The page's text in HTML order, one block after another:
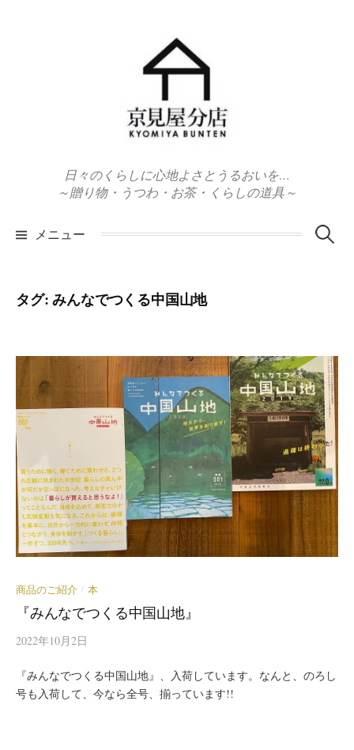
日々のくらしに心地よさとうるおいを…
～贈り物・うつわ・お茶・くらしの道具～
メニュー 検
タグ:みんなでつくる中国山地
商品のご紹介 / 本
『みんなでつくる中国山地』
2022年10月2日
『みんなでつくる中国山地』、入荷しています。なんと、のろし
号も入荷して、今なら全号、揃っています!!